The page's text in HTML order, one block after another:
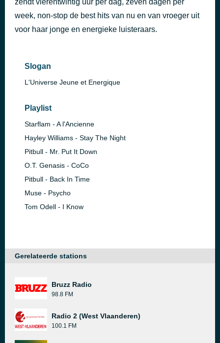
ICONIC
45 minuten geleden
zendt vierentwintig uur per dag, zeven dagen per
week, non-stop de best hits van nu en van vroeger uit
voor haar jonge en energieke luisteraars.
Slogan
L'Universe Jeune et Energique
Playlist
Starflam - A l'Ancienne
Hayley Williams - Stay The Night
Pitbull - Mr. Put It Down
O.T. Genasis - CoCo
Pitbull - Back In Time
Muse - Psycho
Tom Odell - I Know
Gerelateerde stations
Bruzz Radio
98.8 FM
Radio 2 (West Vlaanderen)
100.1 FM